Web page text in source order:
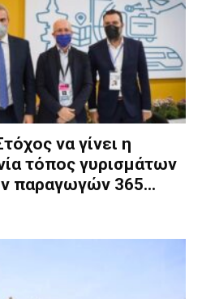
να γίνει η
τόπος γυρισμάτων
παραγωγών 365...